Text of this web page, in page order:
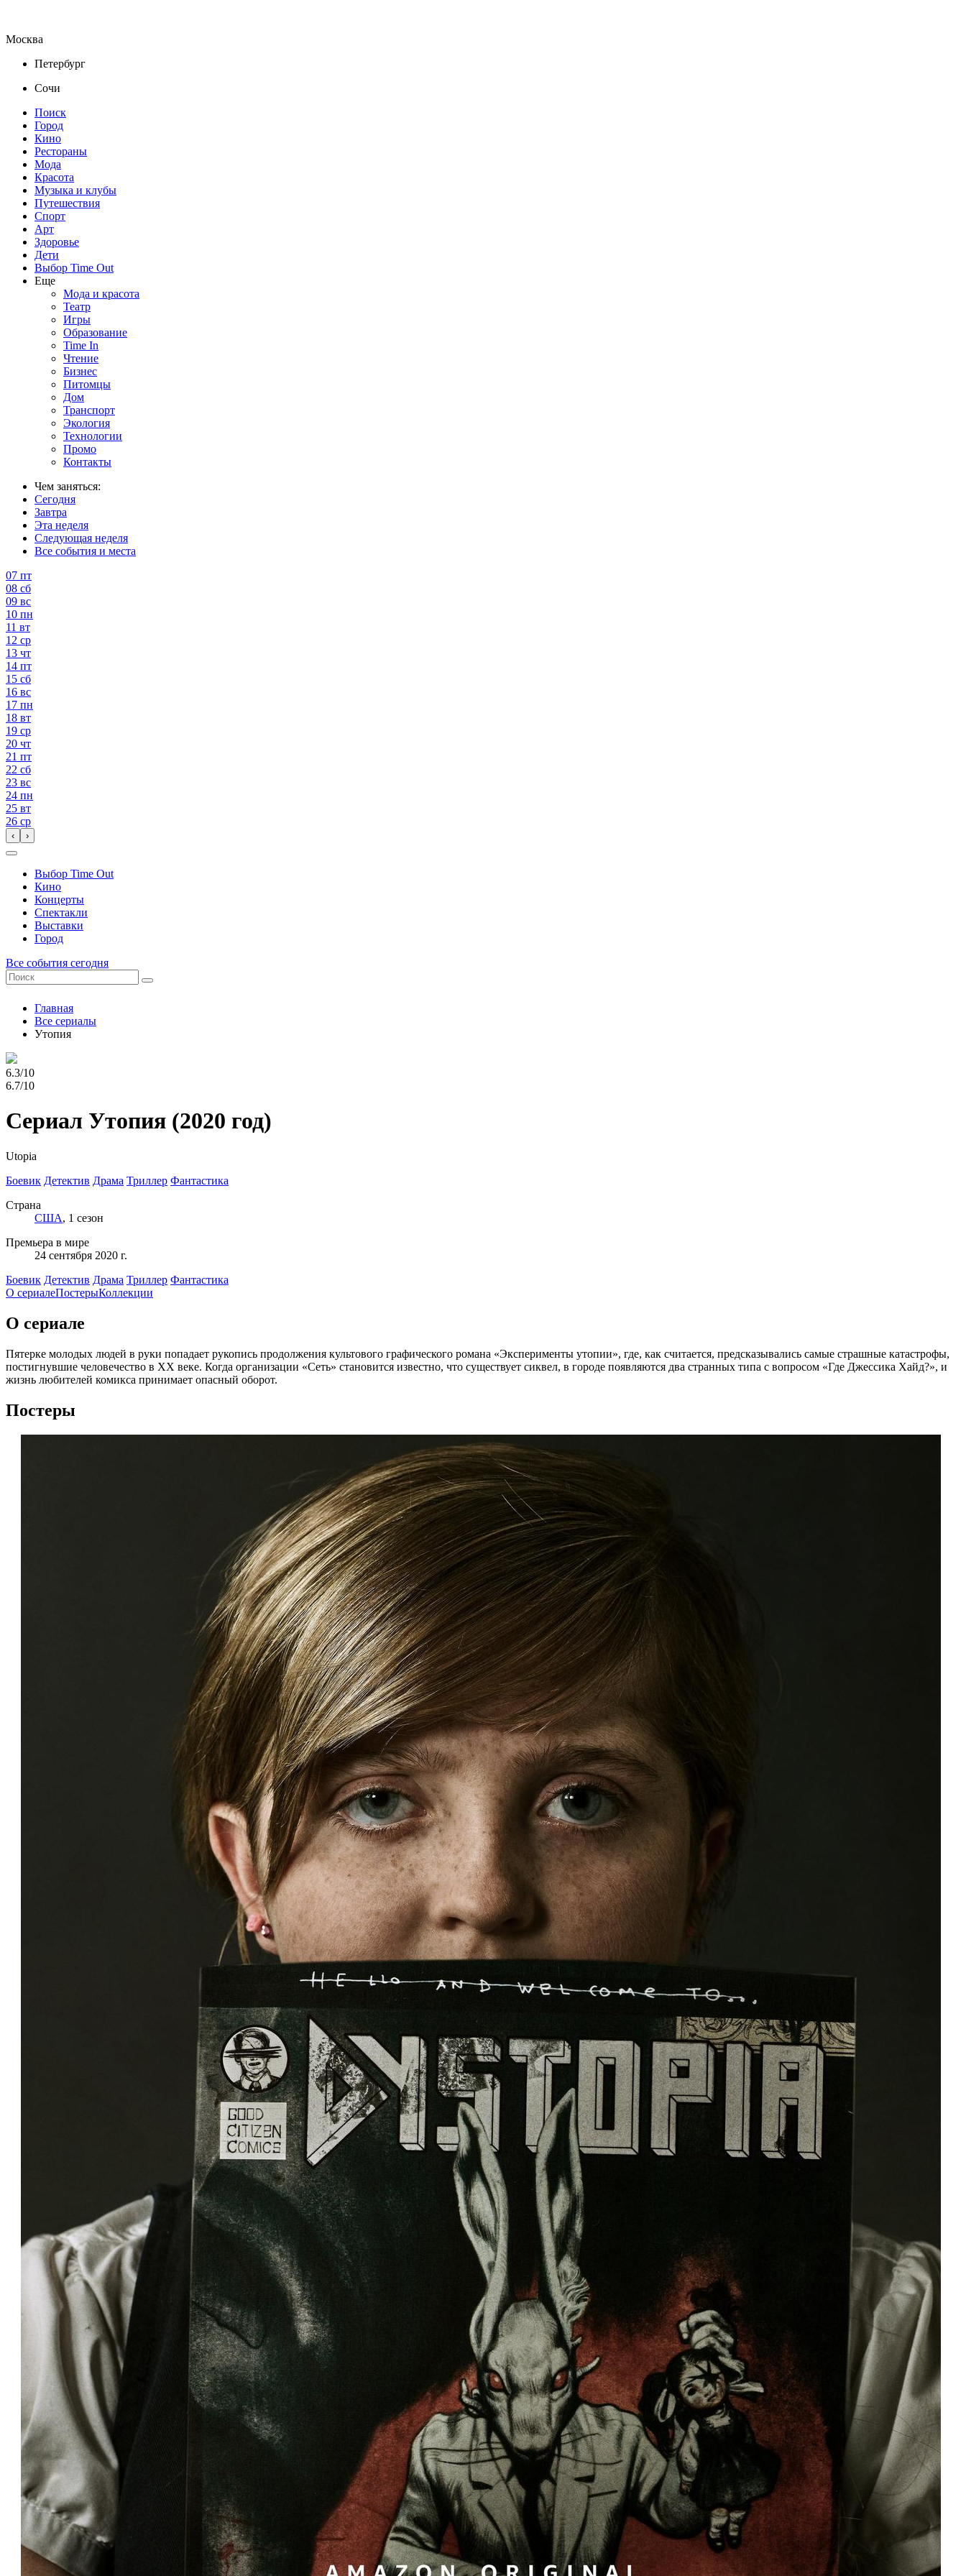
Москва
Петербург
Сочи
Поиск
Город
Кино
Рестораны
Мода
Красота
Музыка и клубы
Путешествия
Спорт
Арт
Здоровье
Дети
Выбор Time Out
Еще
Мода и красота
Театр
Игры
Образование
Time In
Чтение
Бизнес
Питомцы
Дом
Транспорт
Экология
Технологии
Промо
Контакты
Чем заняться:
Сегодня
Завтра
Эта неделя
Следующая неделя
Все события и места
07 пт
08 сб
09 вс
10 пн
11 вт
12 ср
13 чт
14 пт
15 сб
16 вс
17 пн
18 вт
19 ср
20 чт
21 пт
22 сб
23 вс
24 пн
25 вт
26 ср
‹ ›
Выбор Time Out
Кино
Концерты
Спектакли
Выставки
Город
Все события сегодня
Главная
Все сериалы
Утопия
6.3/10
6.7/10
Сериал Утопия (2020 год)
Utopia
Боевик Детектив Драма Триллер Фантастика
Страна
США, 1 сезон
Премьера в мире
24 сентября 2020 г.
Боевик Детектив Драма Триллер Фантастика
О сериалеПостерыКоллекции
О сериале
Пятерке молодых людей в руки попадает рукопись продолжения культового графического романа «Эксперименты утопии», где, как считается, предсказывались самые страшные катастрофы,
постигнувшие человечество в XX веке. Когда организации «Сеть» становится известно, что существует сиквел, в городе появляются два странных типа с вопросом «Где Джессика Хайд?», и
жизнь любителей комикса принимает опасный оборот.
Постеры